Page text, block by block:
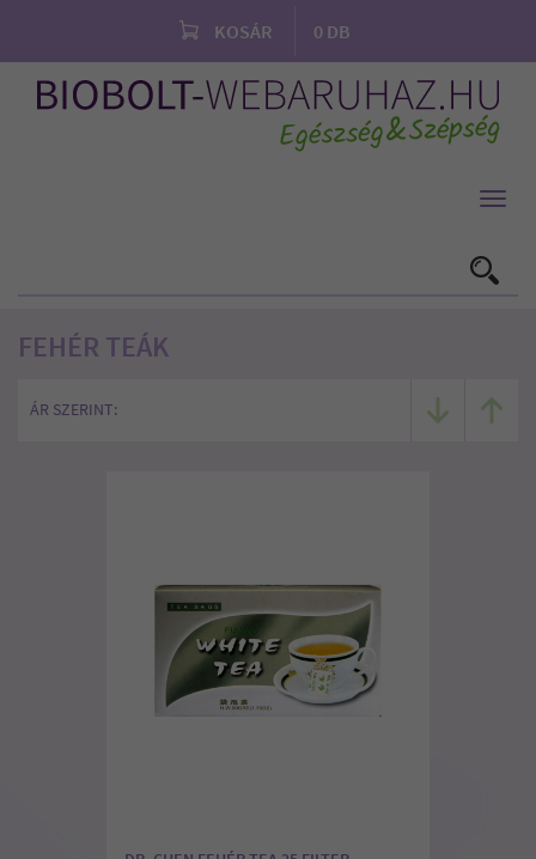
KOSÁR 0 DB
FEHÉR TEÁK
ÁR SZERINT: